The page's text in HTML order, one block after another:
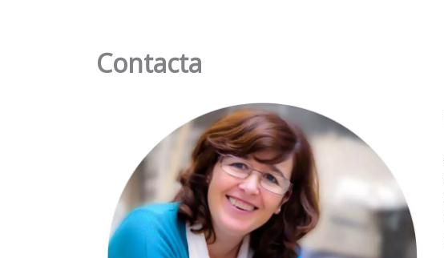
Contacta